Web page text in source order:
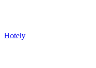
Hotely